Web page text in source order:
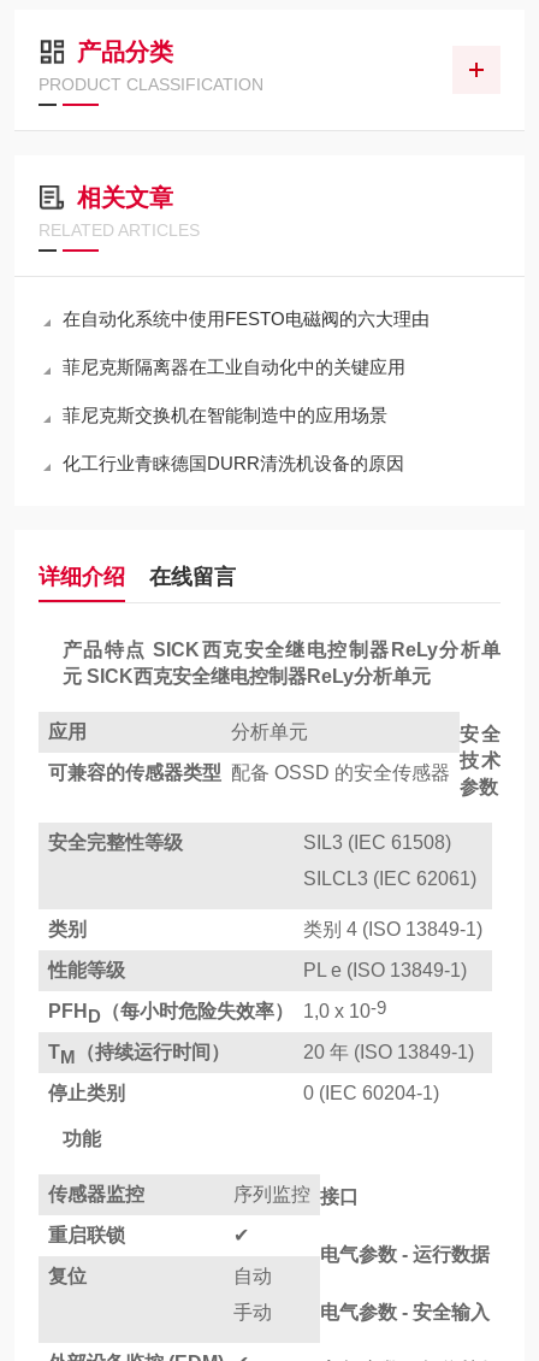
产品分类
PRODUCT CLASSIFICATION
相关文章
RELATED ARTICLES
在自动化系统中使用FESTO电磁阀的六大理由
菲尼克斯隔离器在工业自动化中的关键应用
菲尼克斯交换机在智能制造中的应用场景
化工行业青睐德国DURR清洗机设备的原因
详细介绍 在线留言
产品特点SICK西克安全继电控制器ReLy分析单
元 SICK西克安全继电控制器ReLy分析单元
应用
分析单元
可兼容的传感器类型 配备 OSSD 的安全传感器
安全
技术
参数
安全完整性等级
SIL3 (IEC 61508)
SILCL3 (IEC 62061)
类别
类别 4 (ISO 13849-1)
性能等级
PL e (ISO 13849-1)
PFH D （每小时危险失效率） 1,0 x 10-9
TM （持续运行时间）
20 年 (ISO 13849-1)
停止类别
0 (IEC 60204-1)
功能
传感器监控
序列监控
重启联锁
✔
复位
自动
手动
接口
电气参数 - 运行数据
电气参数 - 安全输入